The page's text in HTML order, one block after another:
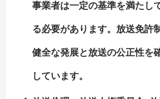
事業者は一定の基準を満たし
る必要があります。放送免許
健全な発展と放送の公正性を
しています。